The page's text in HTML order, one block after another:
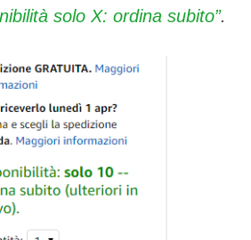
solo X: ordina subito”.